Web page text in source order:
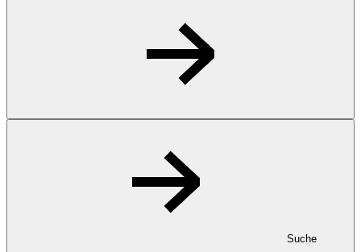
Suche